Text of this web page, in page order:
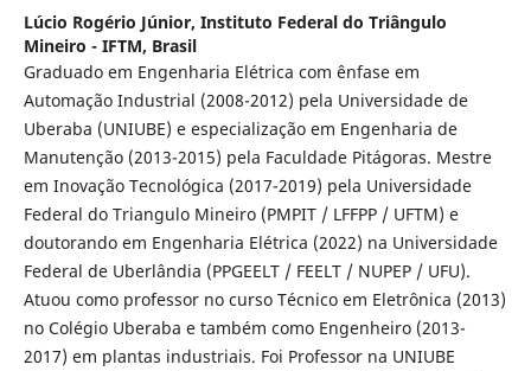
Lúcio Rogério Júnior, Instituto Federal do Triângulo
Mineiro - IFTM, Brasil
Graduado em Engenharia Elétrica com ênfase em
Automação Industrial (2008-2012) pela Universidade de
Uberaba (UNIUBE) e especialização em Engenharia de
Manutenção (2013-2015) pela Faculdade Pitágoras. Mestre
em Inovação Tecnológica (2017-2019) pela Universidade
Federal do Triangulo Mineiro (PMPIT / LFFPP / UFTM) e
doutorando em Engenharia Elétrica (2022) na Universidade
Federal de Uberlândia (PPGEELT / FEELT / NUPEP / UFU).
Atuou como professor no curso Técnico em Eletrônica (2013)
no Colégio Uberaba e também como Engenheiro (2013-
2017) em plantas industriais. Foi Professor na UNIUBE